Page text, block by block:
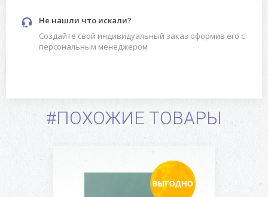
Не нашли что искали?
Создайте свой индивидуальный заказ оформив его с
персональным менеджером
#ПОХОЖИЕ ТОВАРЫ